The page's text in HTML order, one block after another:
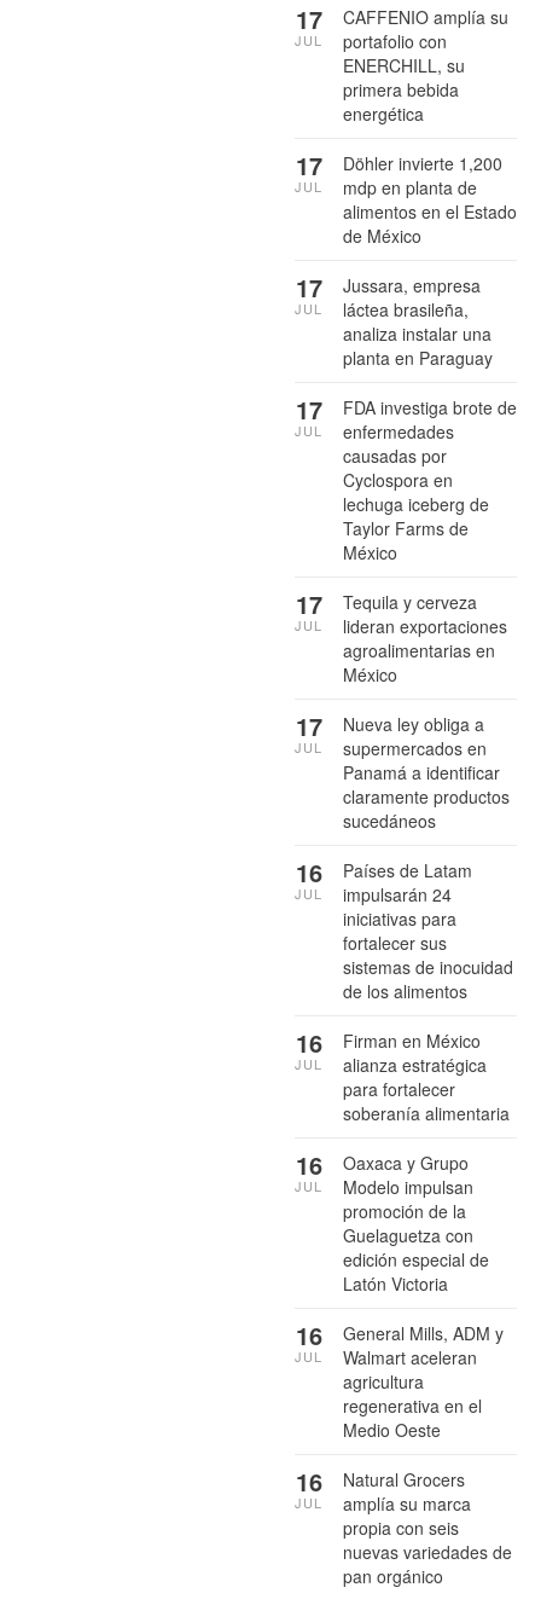
CAFFENIO amplía su
portafolio con
ENERCHILL, su
primera bebida
energética
17
JUL
Döhler invierte 1,200
mdp en planta de
alimentos en el Estado
de México
17
JUL
Jussara, empresa
láctea brasileña,
analiza instalar una
planta en Paraguay
17
JUL
FDA investiga brote de
enfermedades
causadas por
Cyclospora en
lechuga iceberg de
Taylor Farms de
México
17
JUL
Tequila y cerveza
lideran exportaciones
agroalimentarias en
México
17
JUL
Nueva ley obliga a
supermercados en
Panamá a identificar
claramente productos
sucedáneos
17
JUL
Países de Latam
impulsarán 24
iniciativas para
fortalecer sus
sistemas de inocuidad
de los alimentos
16
JUL
Firman en México
alianza estratégica
para fortalecer
soberanía alimentaria
16
JUL
Oaxaca y Grupo
Modelo impulsan
promoción de la
Guelaguetza con
edición especial de
Latón Victoria
16
JUL
General Mills, ADM y
Walmart aceleran
agricultura
regenerativa en el
Medio Oeste
16
JUL
Natural Grocers
amplía su marca
propia con seis
nuevas variedades de
pan orgánico
16
JUL